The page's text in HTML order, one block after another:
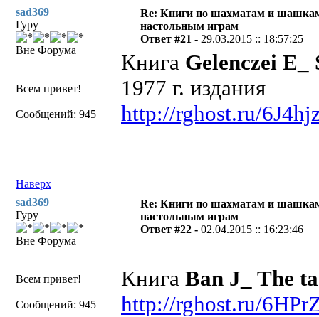
sad369
Гуру
Вне Форума
Всем привет!
Сообщений: 945
Re: Книги по шахматам и
настольным играм
Ответ #21 - 29.03.2015 :: 18:57:25
Книга Gelenczei
1977 г. издания
http://rghost.ru/
Наверх
sad369
Гуру
Вне Форума
Всем привет!
Сообщений: 945
Re: Книги по шахматам и
настольным играм
Ответ #22 -02.04.2015 :: 16:23:46
Книга Ban J_ The
http://rghost.ru/